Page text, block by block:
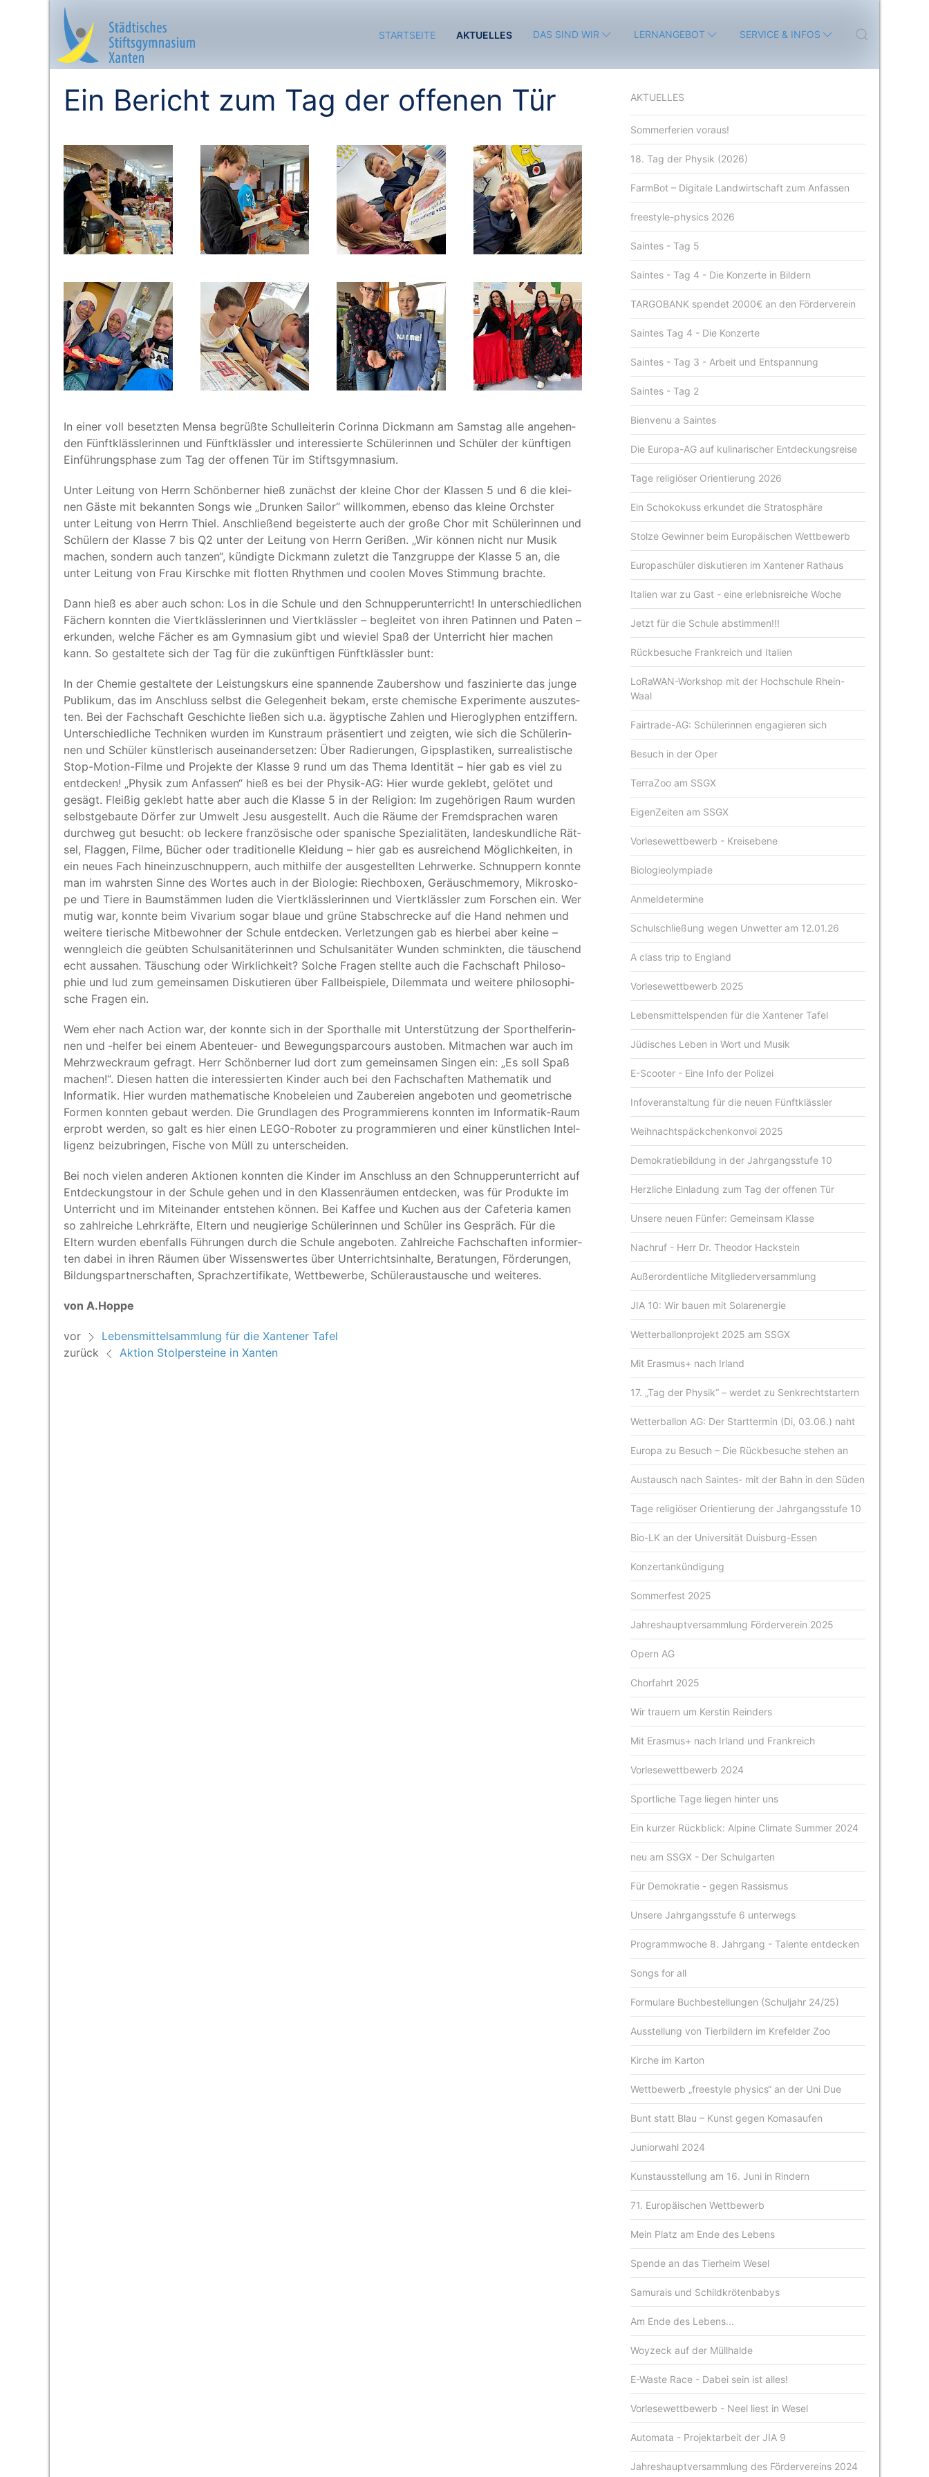
STARTSEITE AKTUELLES DAS SIND WIR LERNANGEBOT SERVICE & INFOS
Aktuelles
Das sind wir
Lernangebot
Ein Bericht zum Tag der offenen Tür
In einer voll besetz­ten Men­sa begrüß­te Schul­lei­te­rin Corin­na Dick­mann am Sams­tag alle ange­hen­
den Fünft­kläss­le­rin­nen und Fünft­kläss­ler und inter­es­sier­te Schü­le­rin­nen und Schü­ler der künf­ti­gen
Ein­füh­rungs­pha­se zum Tag der offe­nen Tür im Stiftsgymnasium.
Unter Lei­tung von Herrn Schön­ber­ner hieß zunächst der klei­ne Chor der Klas­sen 5 und 6 die klei­
nen Gäs­te mit bekann­ten Songs wie „Drun­ken Sail­or“ will­kom­men, eben­so das klei­ne Orchs­ter
unter Lei­tung von Herrn Thiel. Anschlie­ßend begeis­ter­te auch der gro­ße Chor mit Schü­le­rin­nen und
Schü­lern der Klas­se 7 bis Q2 unter der Lei­tung von Herrn Geri­ßen. „Wir kön­nen nicht nur Musik
machen, son­dern auch tan­zen“, kün­dig­te Dick­mann zuletzt die Tanz­grup­pe der Klas­se 5 an, die
unter Lei­tung von Frau Kirsch­ke mit flot­ten Rhyth­men und coo­len Moves Stim­mung brachte.
Dann hieß es aber auch schon: Los in die Schu­le und den Schnup­per­un­ter­richt! In unter­schied­li­chen
Fächern konn­ten die Viert­kläss­le­rin­nen und Viert­kläss­ler – beglei­tet von ihren Patin­nen und Paten –
erkun­den, wel­che Fächer es am Gym­na­si­um gibt und wie­viel Spaß der Unter­richt hier machen
kann. So gestal­te­te sich der Tag für die zukünf­ti­gen Fünft­kläss­ler bunt:
In der Che­mie gestal­te­te der Leis­tungs­kurs eine span­nen­de Zau­ber­show und fas­zi­nier­te das jun­ge
Publi­kum, das im Anschluss selbst die Gele­gen­heit bekam, ers­te che­mi­sche Expe­ri­men­te aus­zu­tes­
ten. Bei der Fach­schaft Geschich­te lie­ßen sich u.a. ägyp­ti­sche Zah­len und Hie­ro­gly­phen ent­zif­fern.
Unter­schied­li­che Tech­ni­ken wur­den im Kunst­raum prä­sen­tiert und zeig­ten, wie sich die Schü­le­rin­
nen und Schü­ler künst­le­risch aus­ein­an­der­set­zen: Über Radie­run­gen, Gips­plas­ti­ken, sur­rea­lis­ti­sche
Stop-Moti­on-Fil­me und Pro­jek­te der Klas­se 9 rund um das The­ma Iden­ti­tät – hier gab es viel zu
ent­de­cken! „Phy­sik zum Anfas­sen“ hieß es bei der Phy­sik-AG: Hier wur­de geklebt, gelö­tet und
gesägt. Flei­ßig geklebt hat­te aber auch die Klas­se 5 in der Reli­gi­on: Im zuge­hö­ri­gen Raum wur­den
selbst­ge­bau­te Dör­fer zur Umwelt Jesu aus­ge­stellt. Auch die Räu­me der Fremd­spra­chen waren
durch­weg gut besucht: ob lecke­re fran­zö­si­sche oder spa­ni­sche Spe­zia­li­tä­ten, lan­des­kund­li­che Rät­
sel, Flag­gen, Fil­me, Bücher oder tra­di­tio­nel­le Klei­dung – hier gab es aus­rei­chend Mög­lich­kei­ten, in
ein neu­es Fach hin­ein­zu­schnup­pern, auch mit­hil­fe der aus­ge­stell­ten Lehr­wer­ke. Schnup­pern konn­te
man im wahrs­ten Sin­ne des Wor­tes auch in der Bio­lo­gie: Riech­bo­xen, Geräuschme­mo­ry, Mikro­sko­
pe und Tie­re in Baum­stäm­men luden die Viert­kläss­le­rin­nen und Viert­kläss­ler zum For­schen ein. Wer
mutig war, konn­te beim Viva­ri­um sogar blaue und grü­ne Stab­schre­cke auf die Hand neh­men und
wei­te­re tie­ri­sche Mit­be­woh­ner der Schu­le ent­de­cken. Ver­let­zun­gen gab es hier­bei aber kei­ne –
wenn­gleich die geüb­ten Schul­sa­ni­tä­te­rin­nen und Schul­sa­ni­tä­ter Wun­den schmink­ten, die täu­schend
echt aus­sa­hen. Täu­schung oder Wirk­lich­keit? Sol­che Fra­gen stell­te auch die Fach­schaft Phi­lo­so­
phie und lud zum gemein­sa­men Dis­ku­tie­ren über Fall­bei­spie­le, Dilem­ma­ta und wei­te­re phi­lo­so­phi­
sche Fra­gen ein.
Wem eher nach Action war, der konn­te sich in der Sport­hal­le mit Unter­stüt­zung der Sport­hel­fe­rin­
nen und ‑hel­fer bei einem Aben­teu­er- und Bewe­gungs­par­cours aus­to­ben. Mit­ma­chen war auch im
Mehr­zweck­raum gefragt. Herr Schön­ber­ner lud dort zum gemein­sa­men Sin­gen ein: „Es soll Spaß
machen!“. Die­sen hat­ten die inter­es­sier­ten Kin­der auch bei den Fach­schaf­ten Mathe­ma­tik und
Infor­ma­tik. Hier wur­den mathe­ma­ti­sche Kno­be­lei­en und Zau­be­rei­en ange­bo­ten und geo­me­tri­sche
For­men konn­ten gebaut wer­den. Die Grund­la­gen des Pro­gram­mie­rens konn­ten im Infor­ma­tik-Raum
erprobt wer­den, so galt es hier einen LEGO-Robo­ter zu pro­gram­mie­ren und einer künst­li­chen Intel­
li­genz bei­zu­brin­gen, Fische von Müll zu unterscheiden.
Bei noch vie­len ande­ren Aktio­nen konn­ten die Kin­der im Anschluss an den Schnup­per­un­ter­richt auf
Ent­de­ckungs­tour in der Schu­le gehen und in den Klas­sen­räu­men ent­de­cken, was für Pro­duk­te im
Unter­richt und im Mit­ein­an­der ent­ste­hen kön­nen. Bei Kaf­fee und Kuchen aus der Cafe­te­ria kamen
so zahl­rei­che Lehr­kräf­te, Eltern und neu­gie­ri­ge Schü­le­rin­nen und Schü­ler ins Gespräch. Für die
Eltern wur­den eben­falls Füh­run­gen durch die Schu­le ange­bo­ten. Zahl­rei­che Fach­schaf­ten infor­mier­
ten dabei in ihren Räu­men über Wis­sens­wer­tes über Unter­richts­in­hal­te, Bera­tun­gen, För­de­run­gen,
Bil­dungs­part­ner­schaf­ten, Sprach­zer­ti­fi­ka­te, Wett­be­wer­be, Schü­ler­aus­tau­sche und weiteres.
von A.Hoppe
vor
Lebensmittelsammlung für die Xantener Tafel
zurück
Aktion Stolpersteine in Xanten
AKTUELLES
Sommerferien voraus!
18. Tag der Physik (2026)
FarmBot – Digitale Landwirtschaft zum Anfassen
freestyle-physics 2026
Saintes - Tag 5
Saintes - Tag 4 - Die Konzerte in Bildern
TARGOBANK spendet 2000€ an den Förderverein
Saintes Tag 4 - Die Konzerte
Saintes - Tag 3 - Arbeit und Entspannung
Saintes - Tag 2
Bienvenu a Saintes
Die Europa-AG auf kulinarischer Entdeckungsreise
Tage religiöser Orientierung 2026
Ein Schokokuss erkundet die Stratosphäre
Stolze Gewinner beim Europäischen Wettbewerb
Europaschüler diskutieren im Xantener Rathaus
Italien war zu Gast - eine erlebnisreiche Woche
Jetzt für die Schule abstimmen!!!
Rückbesuche Frankreich und Italien
LoRaWAN-Workshop mit der Hochschule Rhein-
Waal
Fairtrade-AG: Schülerinnen engagieren sich
Besuch in der Oper
TerraZoo am SSGX
EigenZeiten am SSGX
Vorlesewettbewerb - Kreisebene
Biologieolympiade
Anmeldetermine
Schulschließung wegen Unwetter am 12.01.26
A class trip to England
Vorlesewettbewerb 2025
Lebensmittelspenden für die Xantener Tafel
Jüdisches Leben in Wort und Musik
E-Scooter - Eine Info der Polizei
Infoveranstaltung für die neuen Fünftklässler
Weihnachtspäckchenkonvoi 2025
Demokratiebildung in der Jahrgangsstufe 10
Herzliche Einladung zum Tag der offenen Tür
Unsere neuen Fünfer: Gemeinsam Klasse
Nachruf - Herr Dr. Theodor Hackstein
Außerordentliche Mitgliederversammlung
JIA 10: Wir bauen mit Solarenergie
Wetterballonprojekt 2025 am SSGX
Mit Erasmus+ nach Irland
17. „Tag der Physik“ – werdet zu Senkrechtstartern
Wetterballon AG: Der Starttermin (Di, 03.06.) naht
Europa zu Besuch – Die Rückbesuche stehen an
Austausch nach Saintes- mit der Bahn in den Süden
Tage religiöser Orientierung der Jahrgangsstufe 10
Bio-LK an der Universität Duisburg-Essen
Konzertankündigung
Sommerfest 2025
Jahreshauptversammlung Förderverein 2025
Opern AG
Chorfahrt 2025
Wir trauern um Kerstin Reinders
Mit Erasmus+ nach Irland und Frankreich
Vorlesewettbewerb 2024
Sportliche Tage liegen hinter uns
Ein kurzer Rückblick: Alpine Climate Summer 2024
neu am SSGX - Der Schulgarten
Für Demokratie - gegen Rassismus
Unsere Jahrgangsstufe 6 unterwegs
Programmwoche 8. Jahrgang - Talente entdecken
Songs for all
Formulare Buchbestellungen (Schuljahr 24/25)
Ausstellung von Tierbildern im Krefelder Zoo
Kirche im Karton
Wettbewerb „freestyle physics“ an der Uni Due
Bunt statt Blau – Kunst gegen Komasaufen
Juniorwahl 2024
Kunstausstellung am 16. Juni in Rindern
71. Europäischen Wettbewerb
Mein Platz am Ende des Lebens
Spende an das Tierheim Wesel
Samurais und Schildkrötenbabys
Am Ende des Lebens...
Woyzeck auf der Müllhalde
E-Waste Race - Dabei sein ist alles!
Vorlesewettbewerb - Neel liest in Wesel
Automata - Projektarbeit der JIA 9
Jahreshauptversammlung des Fördervereins 2024